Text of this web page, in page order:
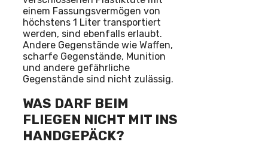
einem Fassungsvermögen von
höchstens 1 Liter transportiert
werden, sind ebenfalls erlaubt.
Andere Gegenstände wie Waffen,
scharfe Gegenstände, Munition
und andere gefährliche
Gegenstände sind nicht zulässig.
WAS DARF BEIM
FLIEGEN NICHT MIT INS
HANDGEPÄCK?